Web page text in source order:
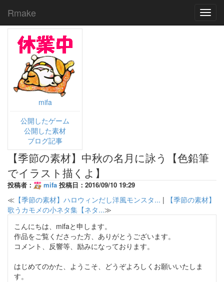
Rmake
mifa
公開したゲーム
公開した素材
ブログ記事
【季節の素材】中秋の名月に詠う【色鉛筆
でイラスト描くよ】
投稿者： mifa 投稿日：2016/09/10 19:29
≪ 【季節の素材】ハロウィンだし洋風モンスタ... |
【季節の素材】
歌うカモメの小ネタ集【ネタ...≫
こんにちは、mifaと申します。
作品をご覧くださった方、ありがとうございます。
コメント、反響等、励みになっております。
はじめてのかた、ようこそ、どうぞよろしくお願いいたしま
す。